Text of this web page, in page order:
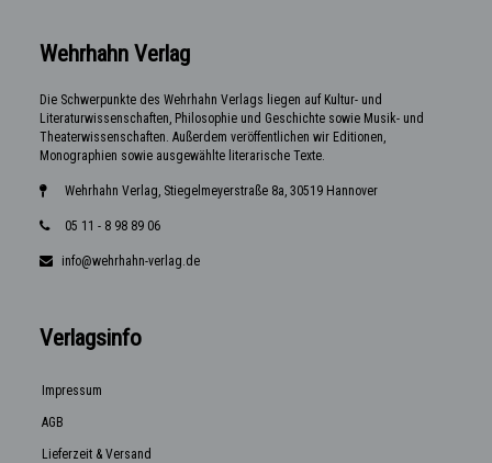
Wehrhahn Verlag
Die Schwerpunkte des Wehrhahn Verlags liegen auf Kultur- und
Literaturwissenschaften, Philosophie und Geschichte sowie Musik- und
Theaterwissenschaften. Außerdem veröffentlichen wir Editionen,
Monographien sowie ausgewählte literarische Texte.
Wehrhahn Verlag, Stiegelmeyerstraße 8a, 30519 Hannover
05 11 - 8 98 89 06
info@wehrhahn-verlag.de
Verlagsinfo
Impressum
AGB
Lieferzeit & Versand